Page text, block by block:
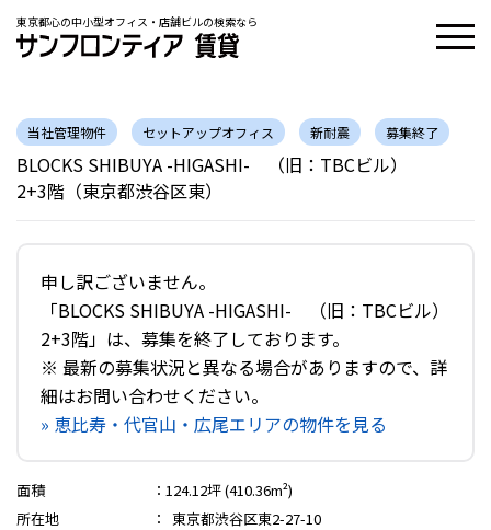
東京都心の中小型オフィス・店舗ビルの検索なら
当社管理物件 セットアップオフィス 新耐震 募集終了
BLOCKS SHIBUYA -HIGASHI- （旧：TBCビル）
2+3階（東京都渋谷区東）
申し訳ございません。
「BLOCKS SHIBUYA -HIGASHI- （旧：TBCビル）
2+3階」は、募集を終了しております。
※ 最新の募集状況と異なる場合がありますので、詳
細はお問い合わせください。
» 恵比寿・代官山・広尾エリアの物件を見る
面積 ： 124.12坪 (410.36m²)
所在地
：
東京都渋谷区東2-27-10